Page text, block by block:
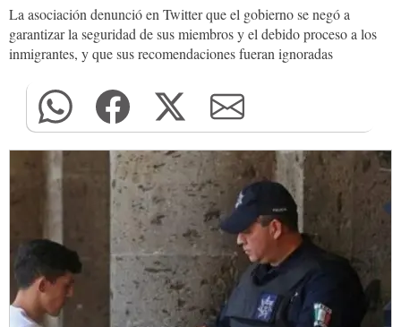
La asociación denunció en Twitter que el gobierno se negó a
garantizar la seguridad de sus miembros y el debido proceso a los
inmigrantes, y que sus recomendaciones fueran ignoradas